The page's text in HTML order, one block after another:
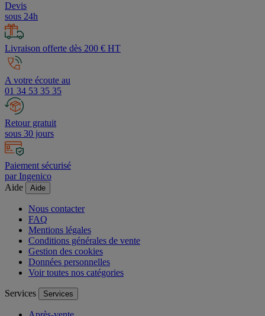
Devis
sous 24h
Livraison offerte dès 200 € HT
A votre écoute au
01 34 53 35 35
Retour gratuit
sous 30 jours
Paiement sécurisé
par Ingenico
Aide
Nous contacter
FAQ
Mentions légales
Conditions générales de vente
Gestion des cookies
Données personnelles
Services